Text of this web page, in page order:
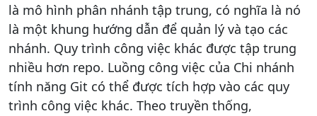
là mô hình phân nhánh tập trung, có nghĩa là nó
là một khung hướng dẫn để quản lý và tạo các
nhánh. Quy trình công việc khác được tập trung
nhiều hơn repo. Luồng công việc của Chi nhánh
tính năng Git có thể được tích hợp vào các quy
trình công việc khác. Theo truyền thống,